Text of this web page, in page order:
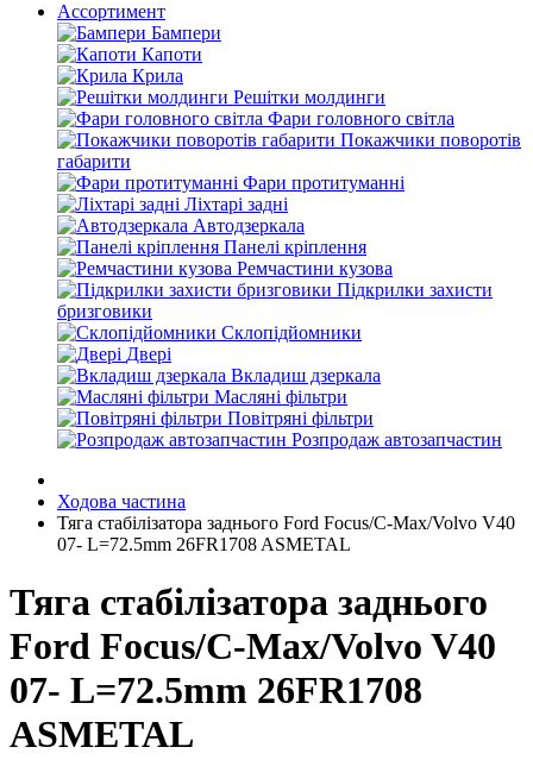
Ассортимент
Бампери
Капоти
Крила
Решітки молдинги
Фари головного світла
Покажчики поворотів
габарити
Фари протитуманні
Ліхтарі задні
Автодзеркала
Панелі кріплення
Ремчастини кузова
Підкрилки захисти
бризговики
Склопідйомники
Двері
Вкладиш дзеркала
Масляні фільтри
Повітряні фільтри
Розпродаж автозапчастин
Ходова частина
Тяга стабілізатора заднього Ford Focus/C-Max/Volvo V40
07- L=72.5mm 26FR1708 ASMETAL
Тяга стабілізатора заднього
Ford Focus/C-Max/Volvo V40
07- L=72.5mm 26FR1708
ASMETAL